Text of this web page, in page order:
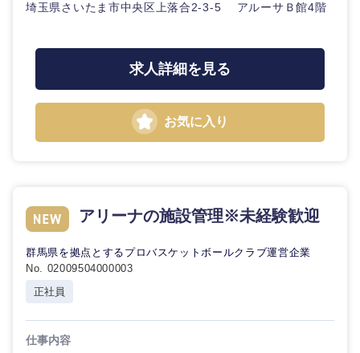
埼玉県さいたま市中央区上落合2-3-5 アルーサＢ館4階
求人詳細を見る
お気に入り
アリーナの施設管理※未経験歓迎
群馬県を拠点とするプロバスケットボールクラブ運営企業
No. 02009504000003
正社員
仕事内容